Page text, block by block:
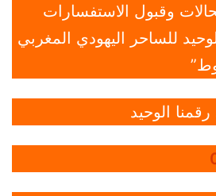
وقبول الاستفسارات
للساحر اليهودي المغربي
الوحيد